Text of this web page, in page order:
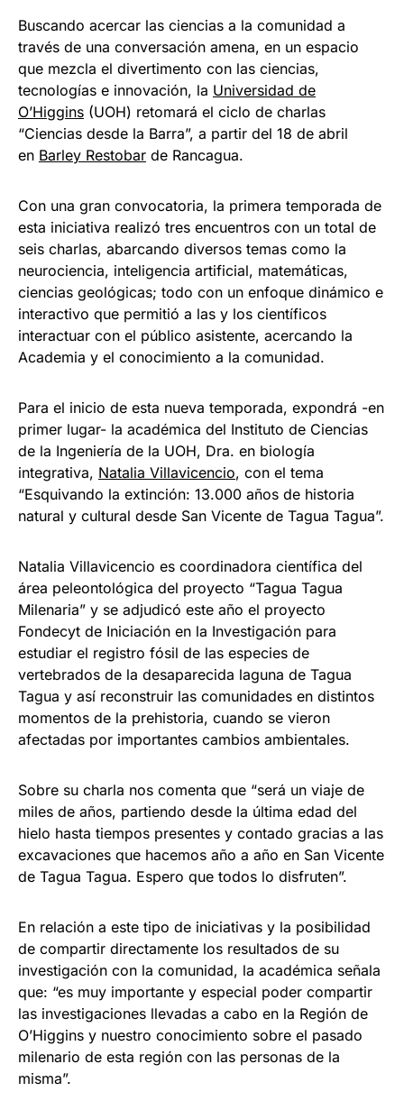
Buscando acercar las ciencias a la comunidad a
través de una conversación amena, en un espacio
que mezcla el divertimento con las ciencias,
tecnologías e innovación, la Universidad de
O’Higgins (UOH) retomará el ciclo de charlas
“Ciencias desde la Barra”, a partir del 18 de abril
en Barley Restobar de Rancagua.
Con una gran convocatoria, la primera temporada de
esta iniciativa realizó tres encuentros con un total de
seis charlas, abarcando diversos temas como la
neurociencia, inteligencia artificial, matemáticas,
ciencias geológicas; todo con un enfoque dinámico e
interactivo que permitió a las y los científicos
interactuar con el público asistente, acercando la
Academia y el conocimiento a la comunidad.
Para el inicio de esta nueva temporada, expondrá -en
primer lugar- la académica del Instituto de Ciencias
de la Ingeniería de la UOH, Dra. en biología
integrativa, Natalia Villavicencio, con el tema
“Esquivando la extinción: 13.000 años de historia
natural y cultural desde San Vicente de Tagua Tagua”.
Natalia Villavicencio es coordinadora científica del
área peleontológica del proyecto “Tagua Tagua
Milenaria” y se adjudicó este año el proyecto
Fondecyt de Iniciación en la Investigación para
estudiar el registro fósil de las especies de
vertebrados de la desaparecida laguna de Tagua
Tagua y así reconstruir las comunidades en distintos
momentos de la prehistoria, cuando se vieron
afectadas por importantes cambios ambientales.
Sobre su charla nos comenta que “será un viaje de
miles de años, partiendo desde la última edad del
hielo hasta tiempos presentes y contado gracias a las
excavaciones que hacemos año a año en San Vicente
de Tagua Tagua. Espero que todos lo disfruten”.
En relación a este tipo de iniciativas y la posibilidad
de compartir directamente los resultados de su
investigación con la comunidad, la académica señala
que: “es muy importante y especial poder compartir
las investigaciones llevadas a cabo en la Región de
O’Higgins y nuestro conocimiento sobre el pasado
milenario de esta región con las personas de la
misma”.